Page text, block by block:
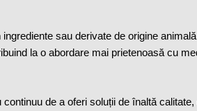
sau derivate de origine
la o abordare mai prietenoasă cu
de a oferi soluții de înaltă